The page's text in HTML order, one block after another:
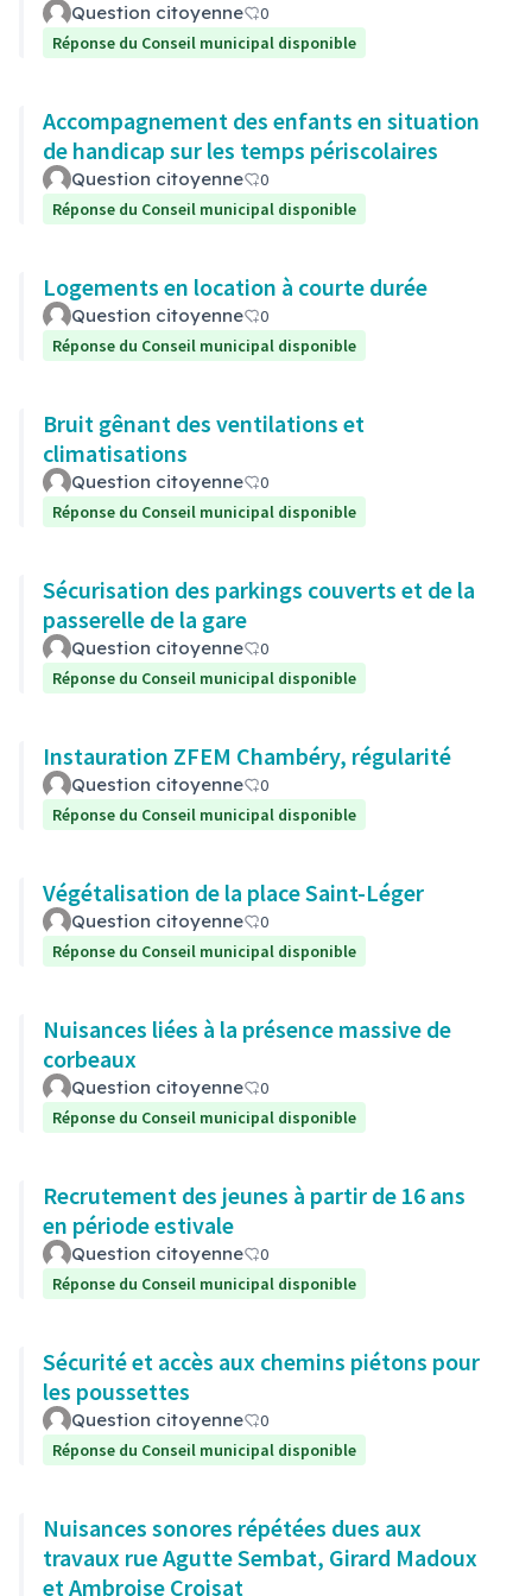
Question citoyenne
0
Réponse du Conseil municipal disponible
Accompagnement des enfants en situation
de handicap sur les temps périscolaires
Question citoyenne
0
Réponse du Conseil municipal disponible
Logements en location à courte durée
Question citoyenne
0
Réponse du Conseil municipal disponible
Bruit gênant des ventilations et
climatisations
Question citoyenne
0
Réponse du Conseil municipal disponible
Sécurisation des parkings couverts et de la
passerelle de la gare
Question citoyenne
0
Réponse du Conseil municipal disponible
Instauration ZFEM Chambéry, régularité
Question citoyenne
0
Réponse du Conseil municipal disponible
Végétalisation de la place Saint-Léger
Question citoyenne
0
Réponse du Conseil municipal disponible
Nuisances liées à la présence massive de
corbeaux
Question citoyenne
0
Réponse du Conseil municipal disponible
Recrutement des jeunes à partir de 16 ans
en période estivale
Question citoyenne
0
Réponse du Conseil municipal disponible
Sécurité et accès aux chemins piétons pour
les poussettes
Question citoyenne
0
Réponse du Conseil municipal disponible
Nuisances sonores répétées dues aux
travaux rue Agutte Sembat, Girard Madoux
et Ambroise Croisat